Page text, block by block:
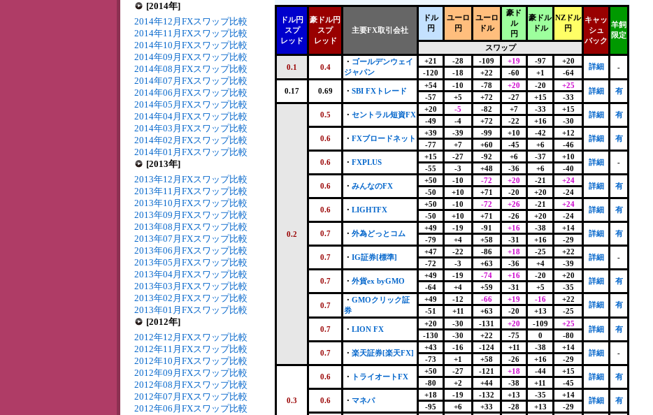
[2014年]
2014年12月FXスワップ比較
2014年11月FXスワップ比較
2014年10月FXスワップ比較
2014年09月FXスワップ比較
2014年08月FXスワップ比較
2014年07月FXスワップ比較
2014年06月FXスワップ比較
2014年05月FXスワップ比較
2014年04月FXスワップ比較
2014年03月FXスワップ比較
2014年02月FXスワップ比較
2014年01月FXスワップ比較
[2013年]
2013年12月FXスワップ比較
2013年11月FXスワップ比較
2013年10月FXスワップ比較
2013年09月FXスワップ比較
2013年08月FXスワップ比較
2013年07月FXスワップ比較
2013年06月FXスワップ比較
2013年05月FXスワップ比較
2013年04月FXスワップ比較
2013年03月FXスワップ比較
2013年02月FXスワップ比較
2013年01月FXスワップ比較
[2012年]
2012年12月FXスワップ比較
2012年11月FXスワップ比較
2012年10月FXスワップ比較
2012年09月FXスワップ比較
2012年08月FXスワップ比較
2012年07月FXスワップ比較
2012年06月FXスワップ比較
ドル円
スプ
レッド
豪ドル円
スプ
レッド
主要FX取引会社
ドル
円
ユーロ
円
ユーロ
ドル
豪ド
ル
円
豪ドル
ドル
NZドル
円
キャッ
シュ
バック
羊飼
限定
スワップ
0.1 0.4
・ ゴールデンウェイ
ジャパン
+21 -28 -109 +19 -97 +20
詳細 -
-120 -18 +22 -60 +1 -64
0.17 0.69 ・ SBI FXトレード
+54 -10 -78 +20 -20 +25
詳細 有
-57 +5 +72 -27 +15 -33
0.2
0.5 ・ セントラル短資FX
+20 -5 -82 +7 -33 +15
詳細 有
-49 -4 +72 -22 +16 -30
0.6 ・ FXブロードネット
+39 -39 -99 +10 -42 +12
詳細 有
-77 +7 +60 -45 +6 -46
0.6 ・ FXPLUS
+15 -27 -92 +6 -37 +10
詳細 -
-55 -3 +48 -36 +6 -40
0.6 ・ みんなのFX
+50 -10 -72 +20 -21 +24
詳細 有
-50 +10 +71 -20 +20 -24
0.6 ・ LIGHTFX
+50 -10 -72 +26 -21 +24
詳細 有
-50 +10 +71 -26 +20 -24
0.7 ・ 外為どっとコム
+49 -19 -91 +16 -38 +14
詳細 有
-79 +4 +58 -31 +16 -29
0.7 ・ IG証券[標準]
+47 -22 -86 +18 -25 +22
詳細 -
-72 -3 +63 -36 +4 -39
0.7 ・ 外貨ex byGMO
+49 -19 -74 +16 -20 +20
詳細 有
-64 +4 +59 -31 +5 -35
0.7
・ GMOクリック証
券
+49 -12 -66 +19 -16 +22
詳細 有
-51 +11 +63 -20 +13 -25
0.7 ・ LION FX
+20 -30 -131 +20 -109 +25
詳細 有
-130 -30 +22 -75 0 -80
0.7 ・ 楽天証券[楽天FX]
+43 -16 -124 +11 -38 +14
詳細 -
-73 +1 +58 -26 +16 -29
0.3
0.6 ・ トライオートFX
+50 -27 -121 +18 -44 +15
詳細 有
-80 +2 +44 -38 +11 -45
0.6 ・ マネパ
+18 -19 -132 +13 -35 +14
詳細 有
-95 +6 +33 -28 +13
-29